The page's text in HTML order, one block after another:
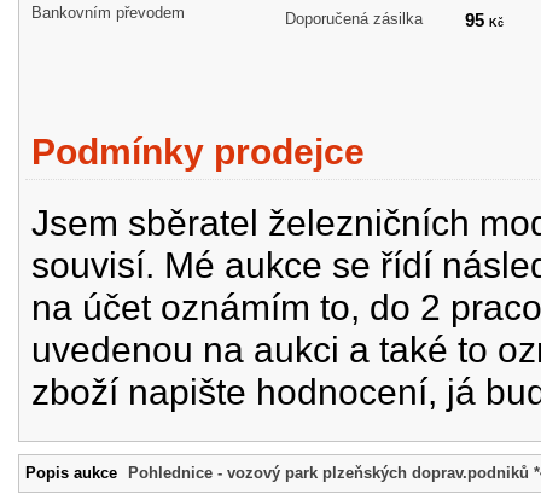
Bankovním převodem
Doporučená zásilka 95 Kč
Podmínky prodejce
Jsem sběratel železničních
souvisí. Mé aukce se řídí
na účet oznámím to, do 2
uvedenou na aukci a také to
zboží napište hodnocení, já
Popis aukce Pohlednice - vozový park plzeňských doprav.podniků